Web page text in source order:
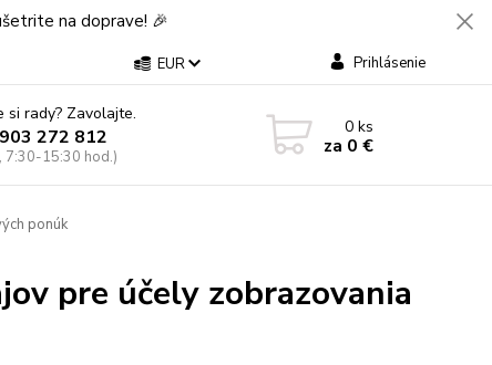
na doprave! 🎉
EUR Prihlásenie
si rady? Zavolajte.
272 812
7:30-15:30 hod.)
0ks
za 0 €
ponúk
pre účely zobrazovania